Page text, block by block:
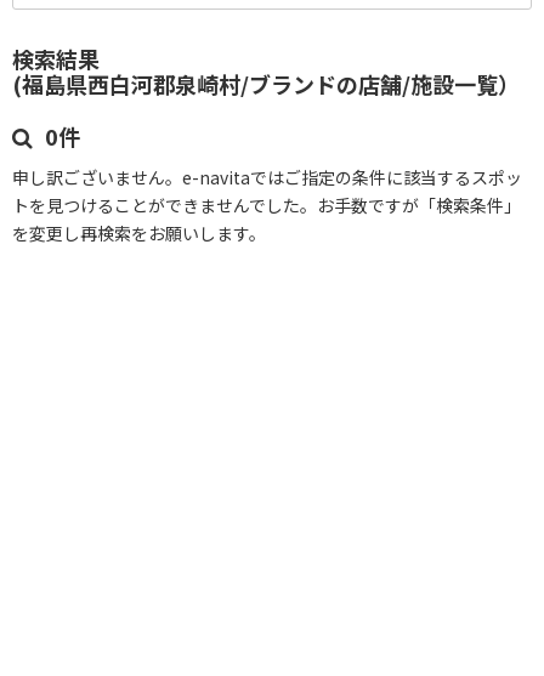
検索結果
(福島県西白河郡泉崎村/ブランドの店舗/施設一覧）
0件
申し訳ございません。e-navitaではご指定の条件に該当するスポッ
トを見つけることができませんでした。お手数ですが「検索条件」
を変更し再検索をお願いします。